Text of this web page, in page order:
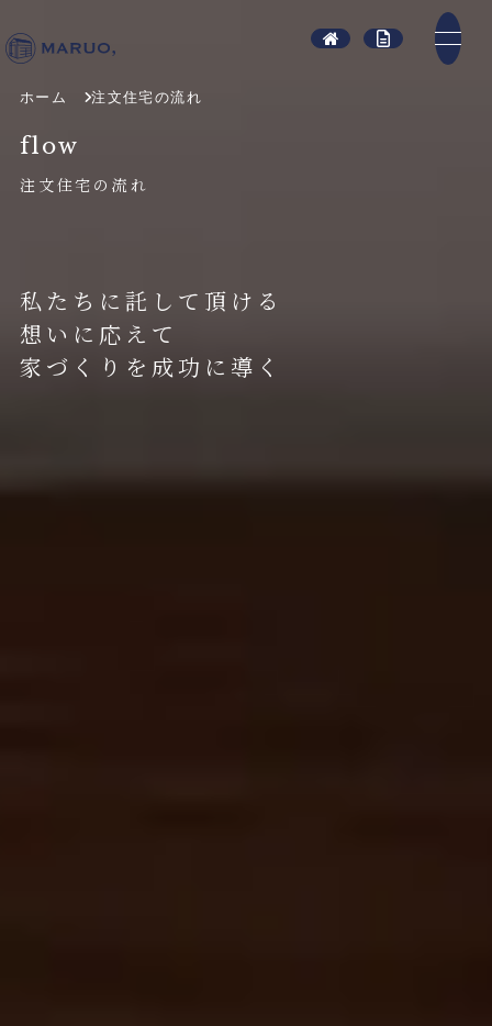
ホーム 注文住宅の流れ
flow
注 文住宅 の 流 れ
私 た ち に 託 し て 頂 け る
想 い に 応 え て
家 づ く り を 成功 に 導 く